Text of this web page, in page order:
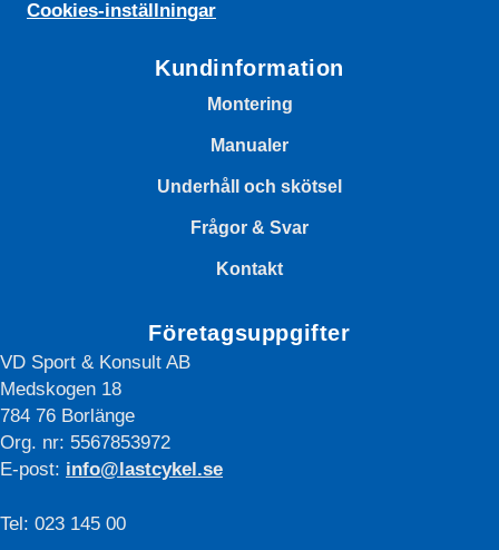
Cookies-inställningar
Kundinformation
Montering
Manualer
Underhåll och skötsel
Frågor & Svar
Kontakt
Företagsuppgifter
VD Sport & Konsult AB
Medskogen 18
784 76 Borlänge
Org. nr: 5567853972
E-post: info@lastcykel.se
Tel: 023 145 00